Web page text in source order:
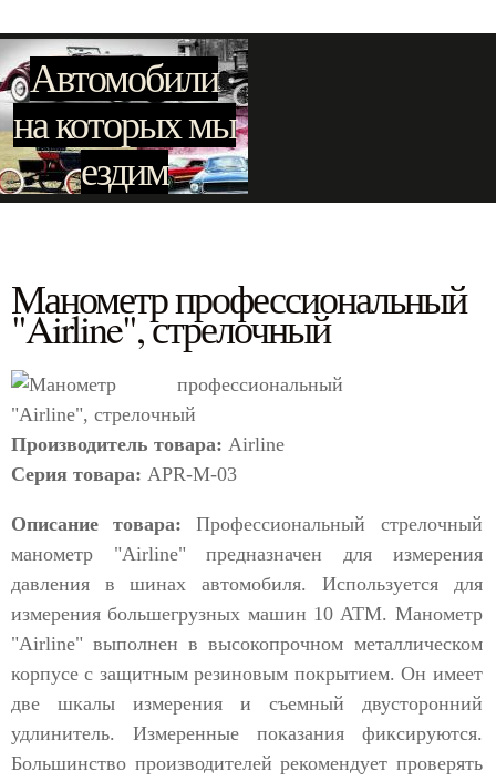
Автомобили
на которых мы
ездим
Манометр профессиональный
"Airline", стрелочный
Производитель товара: Airline
Серия товара: APR-M-03
Описание товара: Профессиональный стрелочный
манометр "Airline" предназначен для измерения
давления в шинах автомобиля. Используется для
измерения большегрузных машин 10 АТМ. Манометр
"Airline" выполнен в высокопрочном металлическом
корпусе с защитным резиновым покрытием. Он имеет
две шкалы измерения и съемный двусторонний
удлинитель. Измеренные показания фиксируются.
Большинство производителей рекомендует проверять